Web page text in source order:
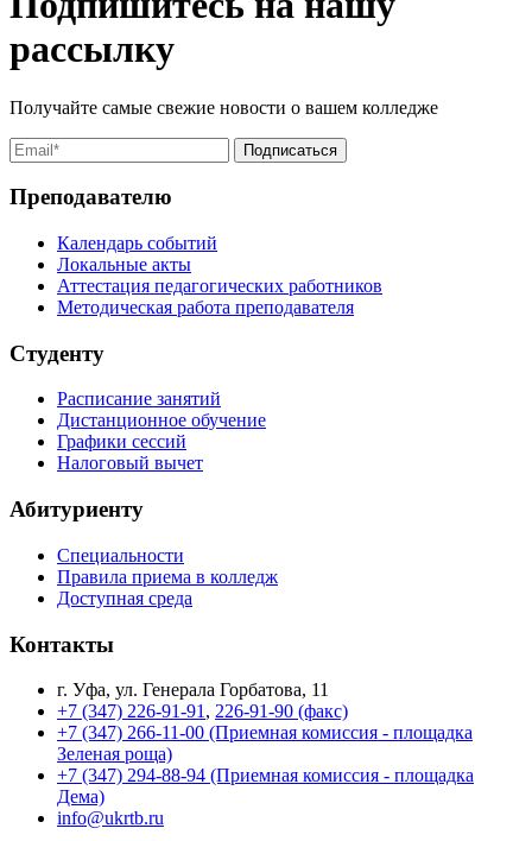
рассылку
Получайте самые свежие новости о вашем колледже
Преподавателю
Календарь событий
Локальные акты
Аттестация педагогических работников
Методическая работа преподавателя
Студенту
Расписание занятий
Дистанционное обучение
Графики сессий
Налоговый вычет
Абитуриенту
Специальности
Правила приема в колледж
Доступная среда
Контакты
г. Уфа, ул. Генерала Горбатова, 11
+7 (347) 226-91-91 , 226-91-90 (факс)
+7 (347) 266-11-00 (Приемная комиссия - площадка
Зеленая роща)
+7 (347) 294-88-94 (Приемная комиссия - площадка
Дема)
info@ukrtb.ru